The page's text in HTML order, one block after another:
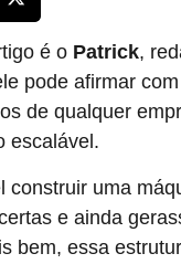
é o Patrick,
pode afirmar
de qualquer
escalável.
uma
e ainda
bem, essa